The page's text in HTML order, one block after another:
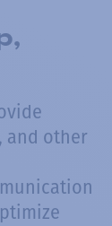
and other